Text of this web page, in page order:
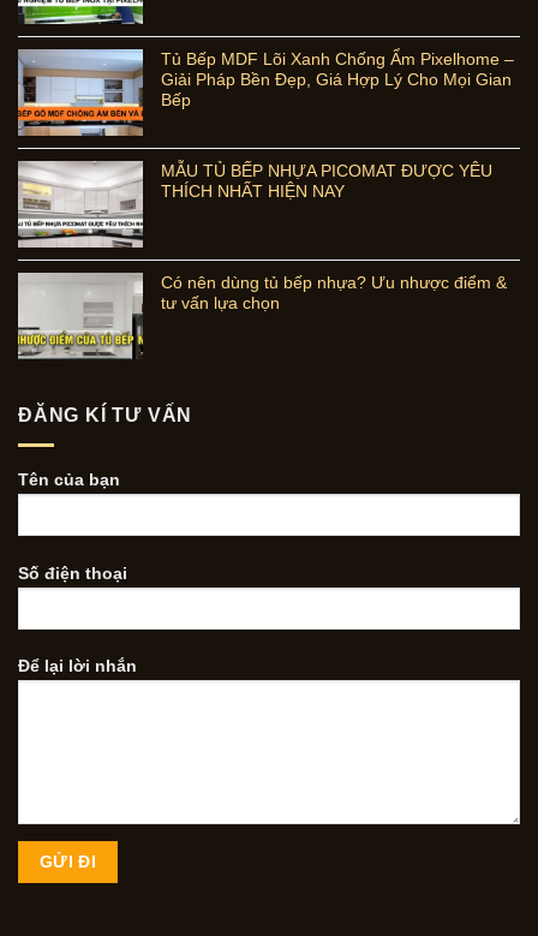
Tủ Bếp MDF Lõi Xanh Chống Ẩm Pixelhome –
Giải Pháp Bền Đẹp, Giá Hợp Lý Cho Mọi Gian
Bếp
MẪU TỦ BẾP NHỰA PICOMAT ĐƯỢC YÊU
THÍCH NHẤT HIỆN NAY
Có nên dùng tủ bếp nhựa? Ưu nhược điểm &
tư vấn lựa chọn
ĐĂNG KÍ TƯ VẤN
Tên của bạn
Số điện thoại
Để lại lời nhắn